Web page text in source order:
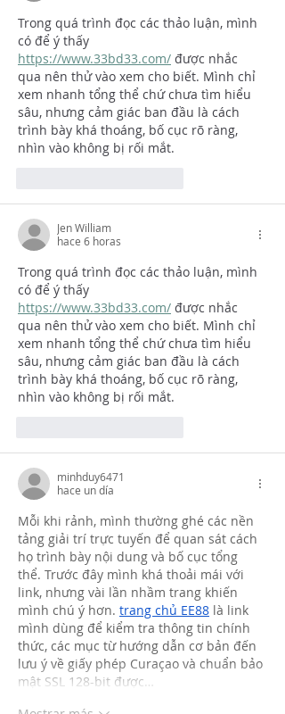
Trong quá trình đọc các thảo luận, mình
có để ý thấy
https://www.33bd33.com/ được nhắc
qua nên thử vào xem cho biết. Mình chỉ
xem nhanh tổng thể chứ chưa tìm hiểu
sâu, nhưng cảm giác ban đầu là cách
trình bày khá thoáng, bố cục rõ ràng,
nhìn vào không bị rối mắt.
Jen William
hace 6 horas
Trong quá trình đọc các thảo luận, mình
có để ý thấy
https://www.33bd33.com/ được nhắc
qua nên thử vào xem cho biết. Mình chỉ
xem nhanh tổng thể chứ chưa tìm hiểu
sâu, nhưng cảm giác ban đầu là cách
trình bày khá thoáng, bố cục rõ ràng,
nhìn vào không bị rối mắt.
minhduy6471
hace un día
Mỗi khi rảnh, mình thường ghé các nền
tảng giải trí trực tuyến để quan sát cách
họ trình bày nội dung và bố cục tổng
thể. Trước đây mình khá thoải mái với
link, nhưng vài lần nhầm trang khiến
mình chú ý hơn. trang chủ EE88 là link
mình dùng để kiểm tra thông tin chính
thức, các mục từ hướng dẫn cơ bản đến
lưu ý về giấy phép Curaçao và chuẩn bảo
mật SSL 128-bit được…